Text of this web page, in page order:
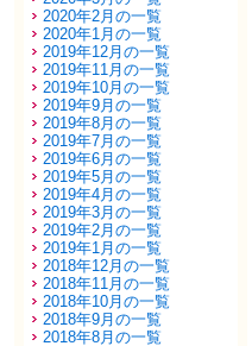
2020年2月の一覧
2020年1月の一覧
2019年12月の一覧
2019年11月の一覧
2019年10月の一覧
2019年9月の一覧
2019年8月の一覧
2019年7月の一覧
2019年6月の一覧
2019年5月の一覧
2019年4月の一覧
2019年3月の一覧
2019年2月の一覧
2019年1月の一覧
2018年12月の一覧
2018年11月の一覧
2018年10月の一覧
2018年9月の一覧
2018年8月の一覧